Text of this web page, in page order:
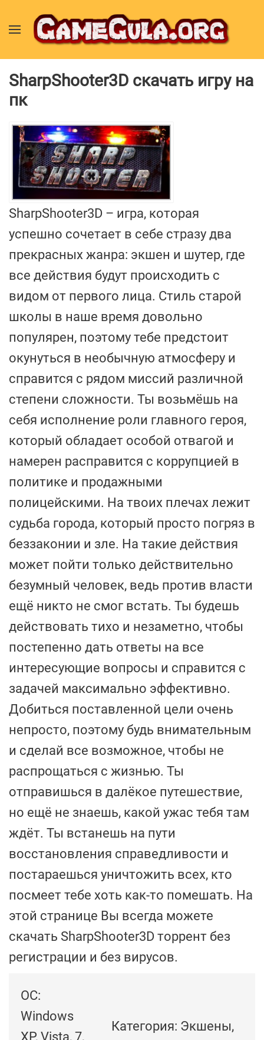
SharpShooter3D скачать игру на
пк
SharpShooter3D – игра, которая
успешно сочетает в себе стразу два
прекрасных жанра: экшен и шутер, где
все действия будут происходить с
видом от первого лица. Стиль старой
школы в наше время довольно
популярен, поэтому тебе предстоит
окунуться в необычную атмосферу и
справится с рядом миссий различной
степени сложности. Ты возьмёшь на
себя исполнение роли главного героя,
который обладает особой отвагой и
намерен расправится с коррупцией в
политике и продажными
полицейскими. На твоих плечах лежит
судьба города, который просто погряз в
беззаконии и зле. На такие действия
может пойти только действительно
безумный человек, ведь против власти
ещё никто не смог встать. Ты будешь
действовать тихо и незаметно, чтобы
постепенно дать ответы на все
интересующие вопросы и справится с
задачей максимально эффективно.
Добиться поставленной цели очень
непросто, поэтому будь внимательным
и сделай все возможное, чтобы не
распрощаться с жизнью. Ты
отправишься в далёкое путешествие,
но ещё не знаешь, какой ужас тебя там
ждёт. Ты встанешь на пути
восстановления справедливости и
постараешься уничтожить всех, кто
посмеет тебе хоть как-то помешать. На
этой странице Вы всегда можете
скачать SharpShooter3D торрент без
регистрации и без вирусов.
ОС:
Windows
XP, Vista, 7,
Категория: Экшены,